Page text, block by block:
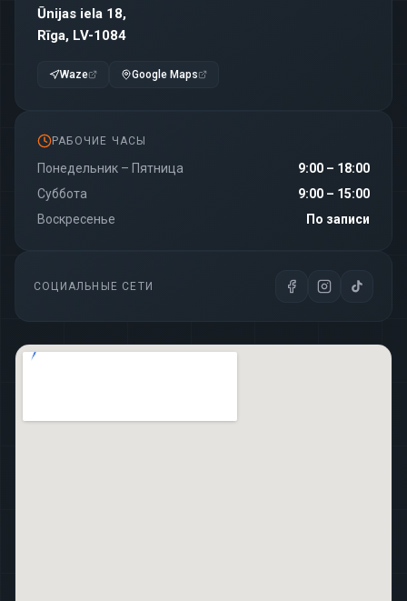
Ūnijas iela 18,
Rīga, LV-1084
Waze Google Maps
РАБОЧИЕ ЧАСЫ
Понедельник – Пятница
9:00 – 18:00
Суббота
9:00 – 15:00
Воскресенье
По записи
СОЦИАЛЬНЫЕ СЕТИ